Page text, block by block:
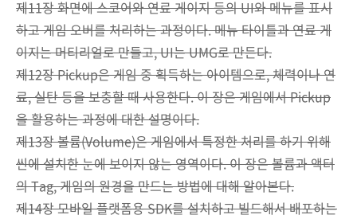
제11장 화면에 스코어와 연료 게이지 등의 UI와 메뉴를 표시
하고 게임 오버를 처리하는 과정이다. 메뉴 타이틀과 연료 게
이지는 머티리얼로 만들고, UI는 UMG로 만든다.
제12장 Pickup은 게임 중 획득하는 아이템으로, 체력이나 연
료, 실탄 등을 보충할 때 사용한다. 이 장은 게임에서 Pickup
을 활용하는 과정에 대한 설명이다.
제13장 볼륨(Volume)은 게임에서 특정한 처리를 하기 위해
씬에 설치한 눈에 보이지 않는 영역이다. 이 장은 볼륨과 액터
의 Tag, 게임의 원경을 만드는 방법에 대해 알아본다.
제14장 모바일 플랫폼용 SDK를 설치하고 빌드해서 배포하는